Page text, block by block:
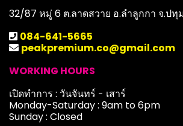
32/87 หมู่ 6 ต.ลาดสวาย อ.ลำลูกกา จ.ปทุ
084-641-5665
peakpremium.co@gmail.com
WORKING HOURS
เปิดทำการ : วันจันทร์ - เสาร์
Monday-Saturday : 9am to 6pm
Sunday : Closed